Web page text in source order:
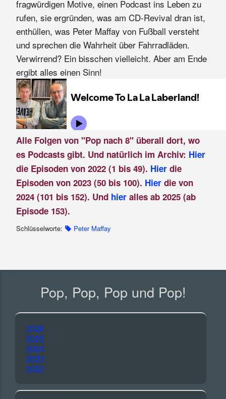
fragwürdigen Motive, einen Podcast ins Leben zu
rufen, sie ergründen, was am CD-Revival dran ist,
enthüllen, was Peter Maffay von Fußball versteht
und sprechen die Wahrheit über Fahrradläden.
Verwirrend? Ein bisschen vielleicht. Aber am Ende
ergibt alles einen Sinn!
Alle Folgen von "Pop nach 8" überall dort, wo
es Podcasts gibt. Und natürlich im Archiv: Hier
die Episoden von 2022 (1 bis 49). Hierdie
Episoden von 2023 (50 bis 100). Hier die von
2024 (101 bis 152). Und hier alles ab 2025 (ab
Episode 153).
Schlüsselworte: Peter Maffay
Pop, Pop, Pop und Pop!
2026
2025
2024
2023
2022